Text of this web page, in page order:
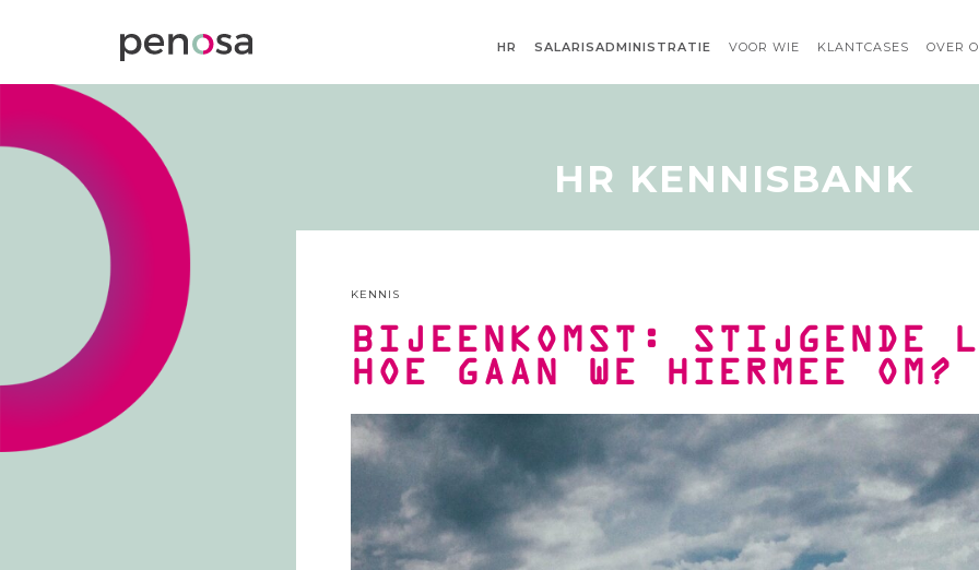
HR SALARISADMINISTRATIE VOOR WIE KLANTCASES OVER
HR KENNISBANK
KENNIS
BIJEENKOMST: STIJGENDE
HOE GAAN WE HIERMEE OM?